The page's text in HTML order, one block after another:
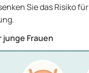
Sie das Risiko für
Frauen